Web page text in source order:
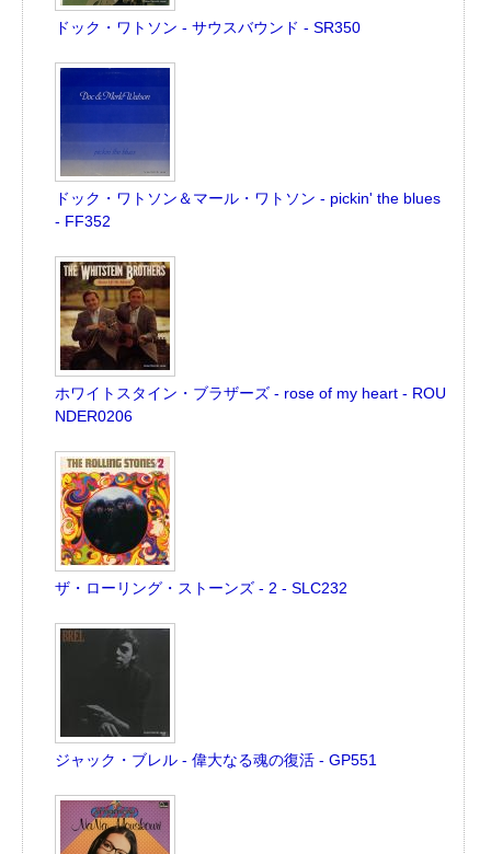
ドック・ワトソン - サウスバウンド - SR350
ドック・ワトソン＆マール・ワトソン - pickin' the blues
- FF352
ホワイトスタイン・ブラザーズ - rose of my heart - ROU
NDER0206
ザ・ローリング・ストーンズ - 2 - SLC232
ジャック・ブレル - 偉大なる魂の復活 - GP551